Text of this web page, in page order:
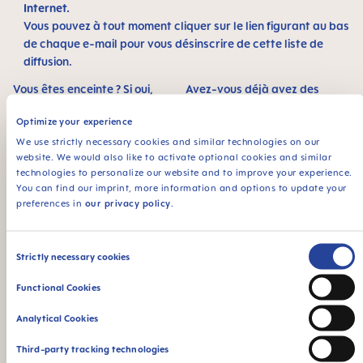
Optimize your experience
We use strictly necessary cookies and similar technologies on our
website. We would also like to activate optional cookies and similar
technologies to personalize our website and to improve your experience.
You can find our imprint, more information and options to update your
preferences in our privacy policy.
Strictly necessary cookies
Functional Cookies
Analytical Cookies
Third-party tracking technologies
Internet.
Vous pouvez à tout moment cliquer sur le lien figurant au bas
de chaque e-mail pour vous désinscrire de cette liste de
diffusion.
Vous êtes enceinte ? Si oui,
vous ?
Avez-vous déjà avez des
Comment avez-vous entendu parler de MAM ?
Oui, je souhaite être informé(e) régulièrement des
informations sur les nouveautés produits, les jeux-concours,
les événements près de chez moi ainsi que les offres
promotionnelles en cours. Je souhaite également recevoir des
recommandations personnalisées, des bons d’achat et des
enquêtes d’évaluation sur les produits. Je suis intéressé(e) par